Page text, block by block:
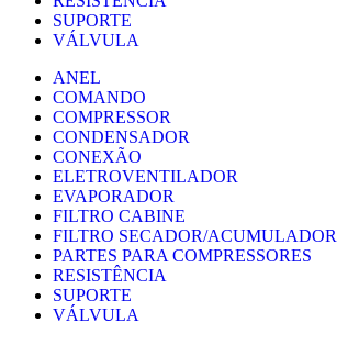
SUPORTE
VÁLVULA
ANEL
COMANDO
COMPRESSOR
CONDENSADOR
CONEXÃO
ELETROVENTILADOR
EVAPORADOR
FILTRO CABINE
FILTRO SECADOR/ACUMULADOR
PARTES PARA COMPRESSORES
RESISTÊNCIA
SUPORTE
VÁLVULA